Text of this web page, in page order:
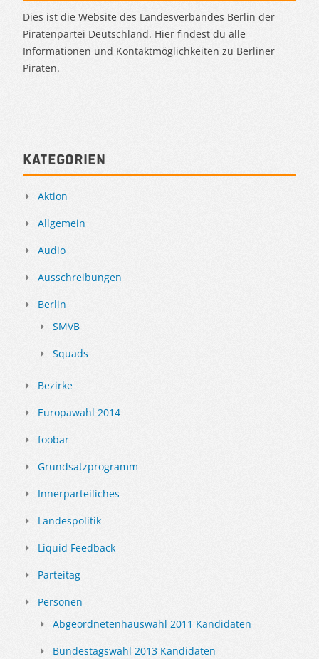
Dies ist die Website des Landesverbandes Berlin der
Piratenpartei Deutschland. Hier findest du alle
Informationen und Kontaktmöglichkeiten zu Berliner
Piraten.
Kategorien
Aktion
Allgemein
Audio
Ausschreibungen
Berlin
SMVB
Squads
Bezirke
Europawahl 2014
foobar
Grundsatzprogramm
Innerparteiliches
Landespolitik
Liquid Feedback
Parteitag
Personen
Abgeordnetenhauswahl 2011 Kandidaten
Bundestagswahl 2013 Kandidaten